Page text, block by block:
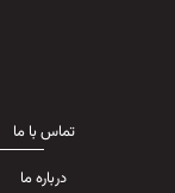
تماس با ما
درباره ما